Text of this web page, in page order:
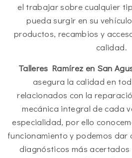
el trabajar sobre cualquier
pueda surgir en su
productos, recambios y
calidad.
Talleres Ramírez en San
asegura la calidad en
relacionados con la
mecánica integral de cada
especialidad, por ello
funcionamiento y podemos dar
diagnósticos más